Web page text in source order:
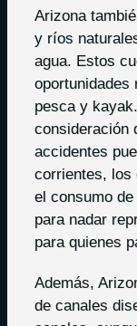
Arizona
y ríos
agua. Estos
oportunidades
pesca y
consideración
accidentes
corrientes, los
el consumo
para nadar
para quienes
Además,
de canales